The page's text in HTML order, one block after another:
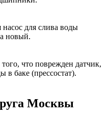
насос для слива воды
новый.
что поврежден датчик,
в баке (прессостат).
Москвы